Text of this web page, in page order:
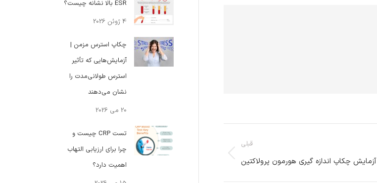
قبلی
پستآزمایش چکاپ اندازه گیری هورمون پرولاکتین
ESR بالا نشانه چیست؟
4 ژوئن 2026
چکاپ استرس مزمن |
آزمایش‌هایی که تأثیر
استرس طولانی‌مدت را
نشان می‌دهند
20 می 2026
تست CRP چیست و
چرا برای ارزیابی التهاب
اهمیت دارد؟